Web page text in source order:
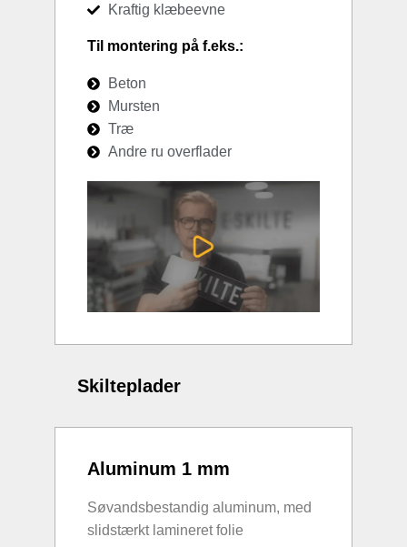
Kraftig klæbeevne
Til montering på f.eks.:
Beton
Mursten
Træ
Andre ru overflader
Skilteplader
Aluminum 1 mm
Søvandsbestandig aluminum, med
slidstærkt lamineret folie